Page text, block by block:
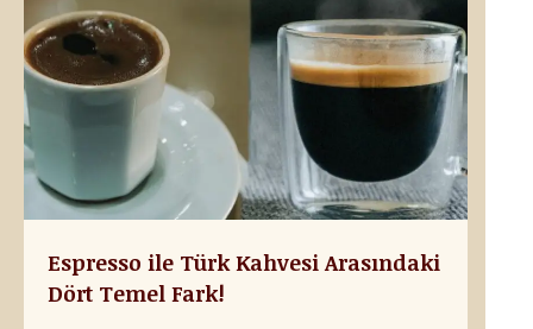
Espresso ile Türk Kahvesi Arasındaki
Dört Temel Fark!